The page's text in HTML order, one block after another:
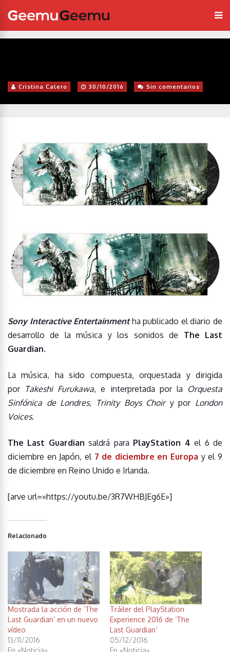
Cristina Calero 30/10/2016 Sin comentarios
Sony Interactive Entertainmentha publicado el diario de
desarrollo de la música y los sonidos de The Last
Guardian.
La música, ha sido compuesta, orquestada y dirigida
por Takeshi Furukawa, e interpretada por la Orquesta
Sinfónica de Londres, Trinity Boys Choiry porLondon
Voices.
The Last Guardian saldrá para PlayStation 4 el 6 de
diciembre en Japón, el 7 de diciembre en Europa y el 9
de diciembre en Reino Unido e Irlanda.
[arve url=»https://youtu.be/3R7WHBJEg6E»]
Relacionado
Mostrada la acción de ‘The
Last Guardian’ en un nuevo
vídeo
13/11/2016
En «Noticia»
Tráiler del PlayStation
Experience 2016 de ‘The
Last Guardian’
05/12/2016
En «Noticia»